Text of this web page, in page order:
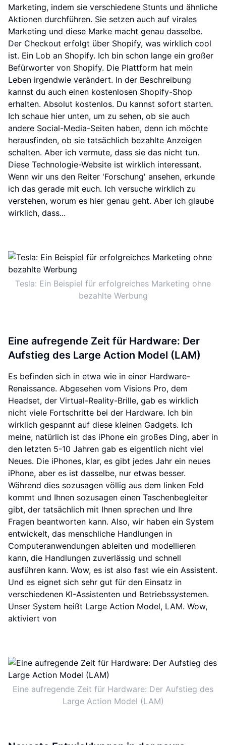
Marketing, indem sie verschiedene Stunts und ähnliche
Aktionen durchführen. Sie setzen auch auf virales
Marketing und diese Marke macht genau dasselbe.
Der Checkout erfolgt über Shopify, was wirklich cool
ist. Ein Lob an Shopify. Ich bin schon lange ein großer
Befürworter von Shopify. Die Plattform hat mein
Leben irgendwie verändert. In der Beschreibung
kannst du auch einen kostenlosen Shopify-Shop
erhalten. Absolut kostenlos. Du kannst sofort starten.
Ich schaue hier unten, um zu sehen, ob sie auch
andere Social-Media-Seiten haben, denn ich möchte
herausfinden, ob sie tatsächlich bezahlte Anzeigen
schalten. Aber ich vermute, dass sie das nicht tun.
Diese Technologie-Website ist wirklich interessant.
Wenn wir uns den Reiter 'Forschung' ansehen, erkunde
ich das gerade mit euch. Ich versuche wirklich zu
verstehen, worum es hier genau geht. Aber ich glaube
wirklich, dass...
Tesla: Ein Beispiel für erfolgreiches Marketing ohne
bezahlte Werbung
Eine aufregende Zeit für Hardware: Der
Aufstieg des Large Action Model (LAM)
Es befinden sich in etwa wie in einer Hardware-
Renaissance. Abgesehen vom Visions Pro, dem
Headset, der Virtual-Reality-Brille, gab es wirklich
nicht viele Fortschritte bei der Hardware. Ich bin
wirklich gespannt auf diese kleinen Gadgets. Ich
meine, natürlich ist das iPhone ein großes Ding, aber in
den letzten 5-10 Jahren gab es eigentlich nicht viel
Neues. Die iPhones, klar, es gibt jedes Jahr ein neues
iPhone, aber es ist dasselbe, nur etwas besser.
Während dies sozusagen völlig aus dem linken Feld
kommt und Ihnen sozusagen einen Taschenbegleiter
gibt, der tatsächlich mit Ihnen sprechen und Ihre
Fragen beantworten kann. Also, wir haben ein System
entwickelt, das menschliche Handlungen in
Computeranwendungen ableiten und modellieren
kann, die Handlungen zuverlässig und schnell
ausführen kann. Wow, es ist also fast wie ein Assistent.
Und es eignet sich sehr gut für den Einsatz in
verschiedenen KI-Assistenten und Betriebssystemen.
Unser System heißt Large Action Model, LAM. Wow,
aktiviert von
Eine aufregende Zeit für Hardware: Der Aufstieg des
Large Action Model (LAM)